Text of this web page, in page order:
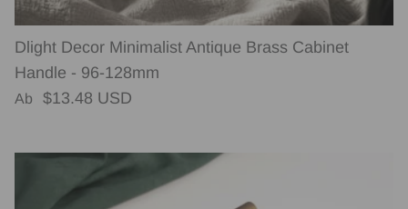
Dlight Decor Minimalist Antique Brass Cabinet
Handle - 96-128mm
Normaler Preis
Ab $13.48 USD